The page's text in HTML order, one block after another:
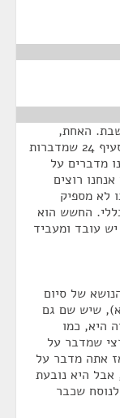
האחת,
אנחנו מדברים, בניגוד לפסקאות האחרות בסעיף 24 שמדברות
מדברים על
רוצים
לא מספיק
החשש הוא
עובד ומעביד
של סיום
כמו שכתוב כבר בסעיף 24(1)(א), שיש שם גם
היא, כמו
הארצי שמדבר על
אתה מדבר על
היא נובעת
שכבר